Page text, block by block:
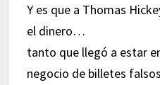
Y es que a Thomas
el dinero…
tanto que llegó a estar
negocio de billetes